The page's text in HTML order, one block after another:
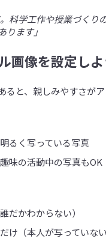
科学工作や授業づくり
ります」
画像を設定しよ
ると、親しみやすさがア
るく写っている写真
味の活動中の写真もOK
だかわからない）
け（本人が写っていない